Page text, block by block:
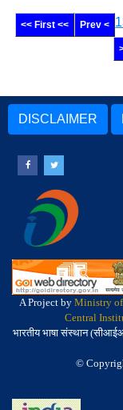
<< First << Prev <
DISCLAIMER
A Project by Ministry
Central
भारतीय भाषा संस्थान
©